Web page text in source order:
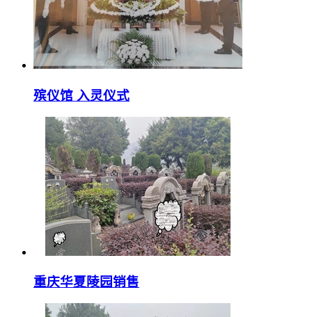
殡仪馆 入灵仪式
重庆华夏陵园销售